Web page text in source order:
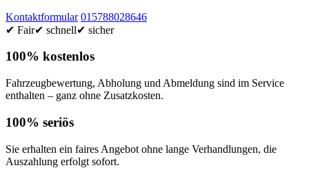
Kontaktformular 015788028646
✔ Fair✔ schnell✔ sicher
100% kostenlos
Fahrzeugbewertung, Abholung und Abmeldung sind im Service
enthalten – ganz ohne Zusatzkosten.
100% seriös
Sie erhalten ein faires Angebot ohne lange Verhandlungen, die
Auszahlung erfolgt sofort.